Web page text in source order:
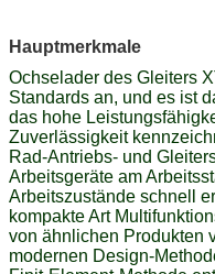
Hauptmerkmale
Ochselader des Gleiters
Standards an, und es ist
das hohe
Zuverlässigkeit
Rad-Antriebs- und
Arbeitsgeräte am
Arbeitszustände schnell
kompakte Art
von ähnlichen Produkten
modernen Design-